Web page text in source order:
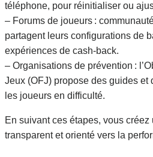
téléphone, pour réinitialiser ou
– Forums de joueurs :
partagent leurs configurations de
expériences de cash‑back.
– Organisations de prévention :
Jeux (OFJ) propose des guides et
les joueurs en difficulté.
En suivant ces étapes, vous
transparent et orienté vers la